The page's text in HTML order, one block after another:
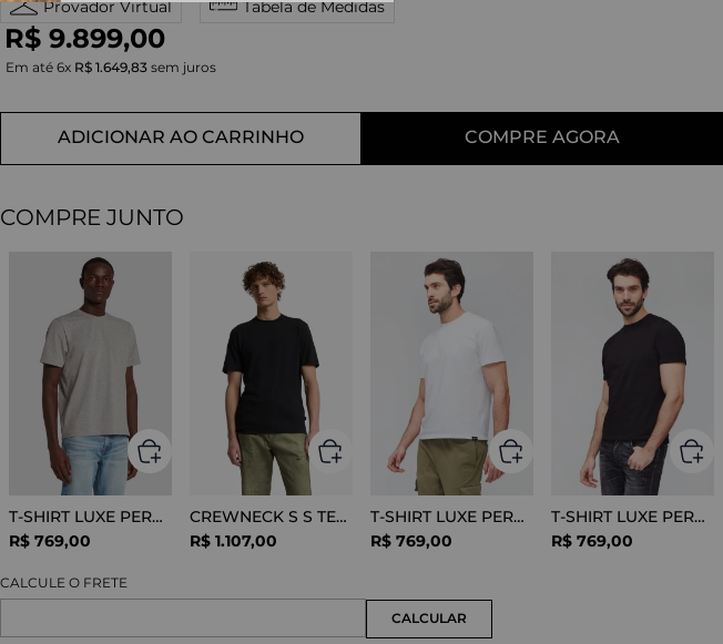
Provador Virtual Tabela de Medidas
R$ 9.899,00
Em até 6x R$ 1.649,83 sem juros
ADICIONAR AO CARRINHO COMPRE AGORA
COMPRE JUNTO
T-SHIRT LUXE PERFOR GREY MELANGE
R$ 769,00
CREWNECK S S TEE COTTON BLACK
R$ 1.107,00
T-SHIRT LUXE PERFORMANCE WHITE
R$ 769,00
T-SHIRT LUXE PERFORMANCE BLACK
R$ 769,00